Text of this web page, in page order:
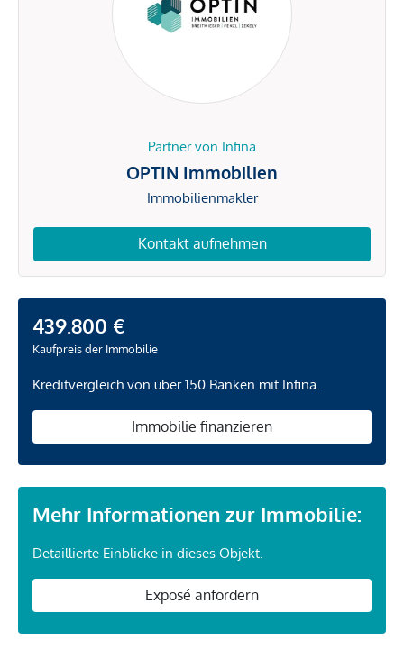
Partner von Infina
OPTIN Immobilien
Immobilienmakler
Kontakt aufnehmen
439.800 €
Kaufpreis der Immobilie
Kreditvergleich von über 150 Banken mit Infina.
Immobilie finanzieren
Mehr Informationen zur Immobilie:
Detaillierte Einblicke in dieses Objekt.
Exposé anfordern